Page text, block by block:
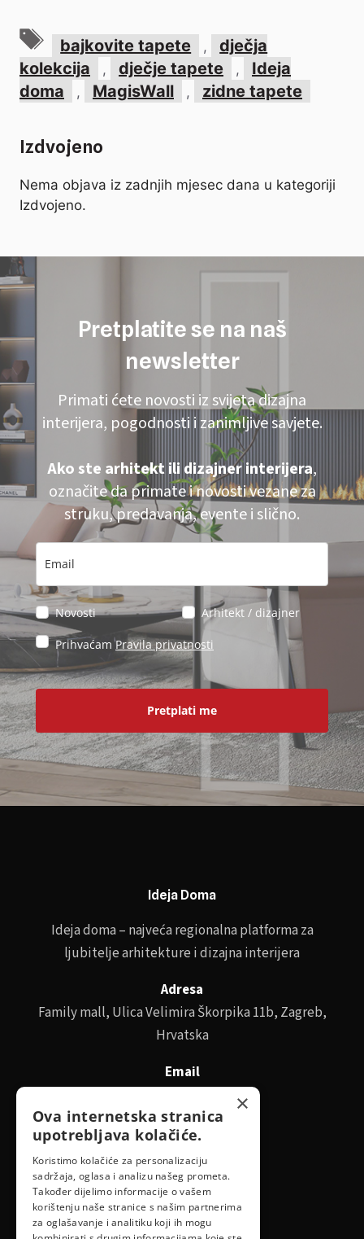
Oznake
bajkovite tapete ,
dječja
kolekcija
, dječje tapete ,
Ideja
doma
, MagisWall , zidne tapete
Izdvojeno
Nema objava iz zadnjih mjesec dana u kategoriji
Izdvojeno.
Pretplatite se na naš
newsletter
Primati ćete novosti iz svijeta dizajna
interijera, pogodnosti i zanimljive savjete.
Ako ste arhitekt ili dizajner interijera,
označite da primate i novosti vezane za
struku, predavanja, evente i slično.
Novosti Arhitekt / dizajner
PrihvaćamPravila privatnosti
Pretplati me
Ideja Doma
Ideja doma – najveća regionalna platforma za
ljubitelje arhitekture i dizajna interijera
Adresa
Family mall, Ulica Velimira Škorpika 11b, Zagreb,
Hrvatska
Email
id@idejadoma.com
Izbornik
O nama
Pravila privatnosti
×
Ova internetska stranica
upotrebljava kolačiće.
Koristimo kolačiće za personalizaciju
sadržaja, oglasa i analizu našeg prometa.
Također dijelimo informacije o vašem
korištenju naše stranice s našim partnerima
za oglašavanje i analitiku koji ih mogu